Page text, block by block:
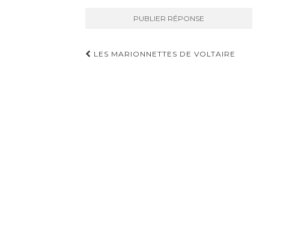
Navigation
LES MARIONNETTES DE VOLTAIRE